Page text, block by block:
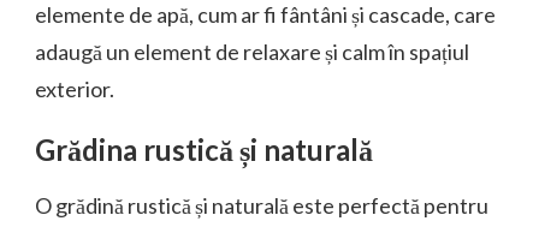
elemente de apă, cum ar fi fântâni și cascade, care
adaugă un element de relaxare și calm în spațiul
exterior.
Grădina rustică și naturală
O grădină rustică și naturală este perfectă pentru